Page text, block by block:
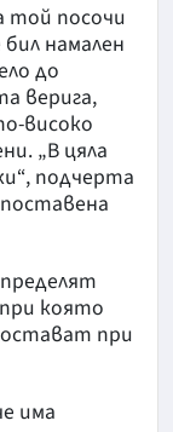
той посочи
намален
до
верига,
високо
„В цяла
подчерта
която
при
има